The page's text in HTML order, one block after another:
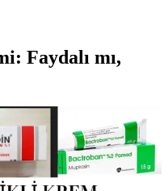
Faydalı mı,